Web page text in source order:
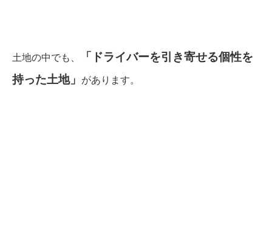
土地の中でも、 「ドライバーを引き寄せる個性を
持った土地」
があります。